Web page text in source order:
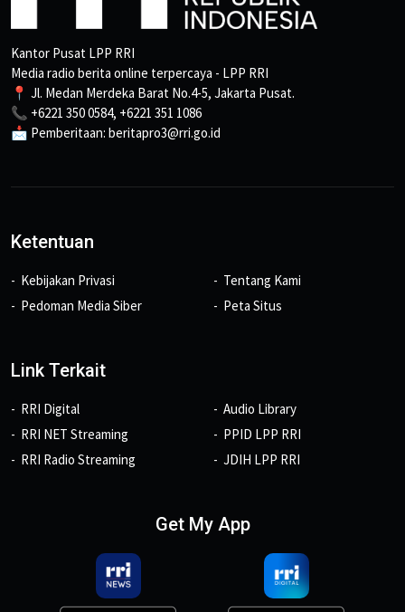
Kantor Pusat LPP RRI
Media radio berita online terpercaya - LPP RRI
📍 Jl. Medan Merdeka Barat No.4-5, Jakarta Pusat.
📞 +6221 350 0584, +6221 351 1086
📩 Pemberitaan: beritapro3@rri.go.id
Ketentuan
Kebijakan Privasi
Pedoman Media Siber
Tentang Kami
Peta Situs
Link Terkait
RRI Digital
RRI NET Streaming
RRI Radio Streaming
Audio Library
PPID LPP RRI
JDIH LPP RRI
Get My App